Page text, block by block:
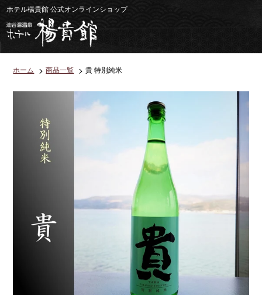
ン
テ
ン
ツ
ホテル楊貴館 公式オンラインショップ
ホーム 商品一覧 貴 特別純米